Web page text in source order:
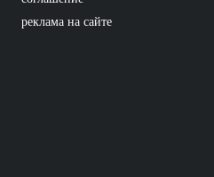
реклама на сайте